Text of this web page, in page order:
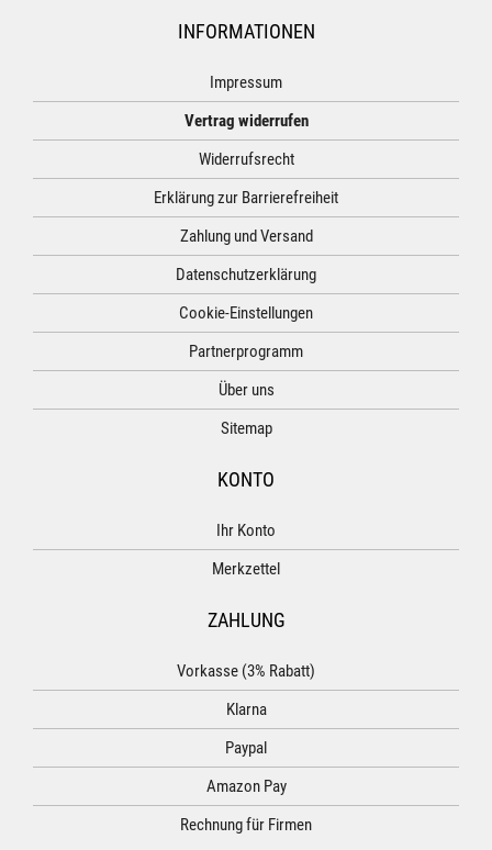
INFORMATIONEN
Impressum
Vertrag widerrufen
Widerrufsrecht
Erklärung zur Barrierefreiheit
Zahlung und Versand
Datenschutzerklärung
Cookie-Einstellungen
Partnerprogramm
Über uns
Sitemap
KONTO
Ihr Konto
Merkzettel
ZAHLUNG
Vorkasse (3% Rabatt)
Klarna
Paypal
Amazon Pay
Rechnung für Firmen